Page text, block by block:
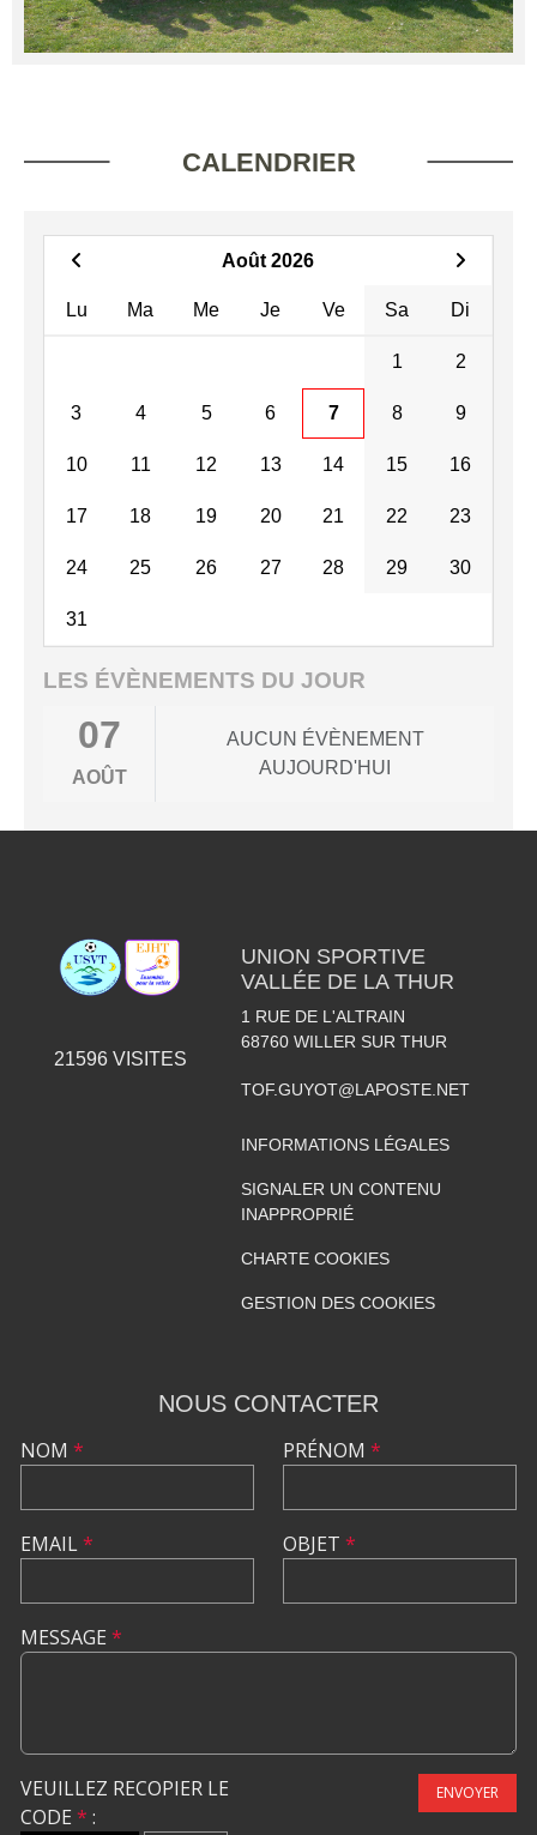
CALENDRIER
Août 2026
Lu Ma Me Je Ve Sa Di
1 2
3 4 5 6 7 8 9
10 11 12 13 14 15 16
17 18 19 20 21 22 23
24 25 26 27 28 29 30
31
LES ÉVÈNEMENTS DU JOUR
07
AOÛT
AUCUN ÉVÈNEMENT
AUJOURD'HUI
21596VISITES
UNION SPORTIVE
VALLÉE DE LA THUR
1 RUE DE L'ALTRAIN
68760 WILLER SUR THUR
TOF.GUYOT@LAPOSTE.NET
INFORMATIONS LÉGALES
SIGNALER UN CONTENU
INAPPROPRIÉ
CHARTE COOKIES
GESTION DES COOKIES
NOUS CONTACTER
NOM *
EMAIL*
PRÉNOM *
OBJET *
MESSAGE *
VEUILLEZ RECOPIER LE
CODE * :
ENVOYER